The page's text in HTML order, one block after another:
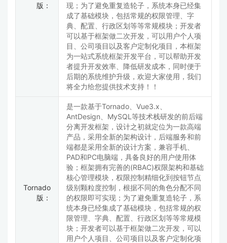
版：
现；为了避免重复造轮子，系统本身已经集
成了基础模块，包括常规的权限管理、字
典、配置、行政区划等等常规模块；开发者
可以基于框架做二次开发，可以用户个人项
目、公司项目以及客户定制化项目，本框架
为一站式系统框架开发平台，可以帮助开发
者提升开发效率、降低研发成本，同时便于
后期的系统维护升级，欢迎大家使用，我们
将全力给您提供技术支持！！
Tornado
版：
是一款基于Tornado、Vue3.x、
AntDesign、MySQL等技术栈研发的前后端
分离开发框架，设计之初就定位为一款高端
产品，采用全新的架构设计，后端服务和前
端都是采用全新的设计方案，兼容手机、
PAD和PC电脑端，具备良好的用户使用体
验；框架拥有完善的(RBAC)权限架构和基础
核心管理模块，权限控制精细化到按钮节点
级别颗粒度控制，根据不同的角色分配不同
的权限即可实现；为了避免重复造轮子，系
统本身已经集成了基础模块，包括常规的权
限管理、字典、配置、行政区划等等常规模
块；开发者可以基于框架做二次开发，可以
用户个人项目、公司项目以及客户定制化项